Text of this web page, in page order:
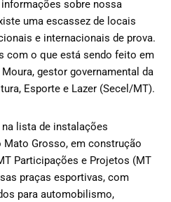
sobre nossa
uma escassez de locais
e internacionais de prova.
com o que está sendo feito em
gestor governamental da
Esporte e Lazer (Secel/MT).
lista de instalações
Grosso, em construção
Participações e Projetos (MT
praças esportivas, com
para automobilismo,